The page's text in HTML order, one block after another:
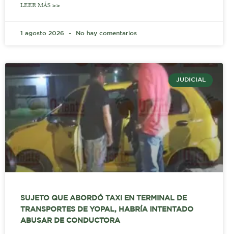
LEER MÁS >>
1 agosto 2026 No hay comentarios
JUDICIAL
SUJETO QUE ABORDÓ TAXI EN TERMINAL DE
TRANSPORTES DE YOPAL, HABRÍA INTENTADO
ABUSAR DE CONDUCTORA